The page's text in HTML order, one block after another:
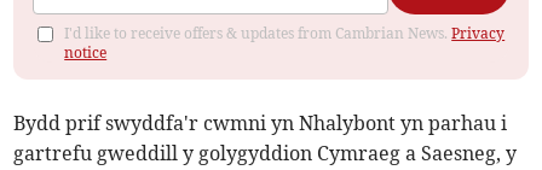
I'd like to receive offers & updates from Cambrian News.Privacy
notice
Bydd prif swyddfa'r cwmni yn Nhalybont yn parhau i
gartrefu gweddill y golygyddion Cymraeg a Saesneg, y